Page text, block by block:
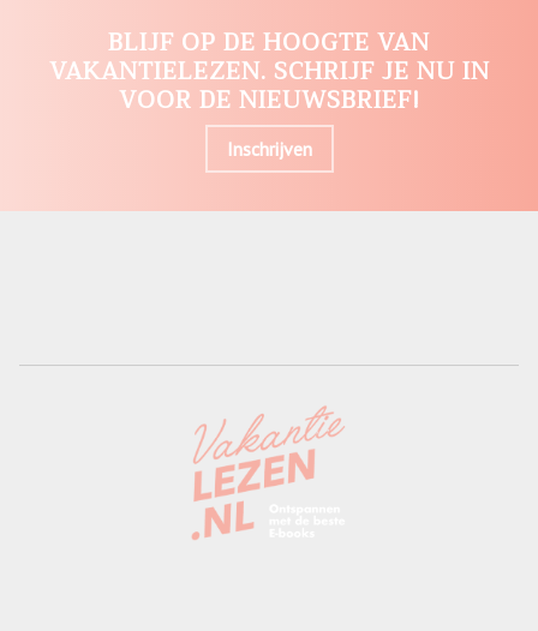
BLIJF OP DE HOOGTE VAN
VAKANTIELEZEN. SCHRIJF JE NU IN
VOOR DE NIEUWSBRIEF!
Inschrijven